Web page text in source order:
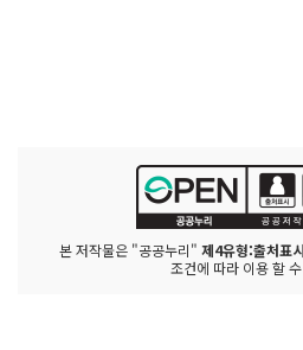
본 저작물은 "공공누리" 제4유형:출처표
조건에 따라 이용 할